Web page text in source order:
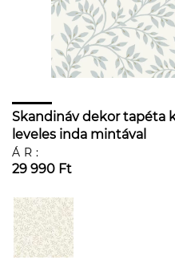
Skandináv dekor tapéta
leveles inda mintával
ÁR:
29 990 Ft